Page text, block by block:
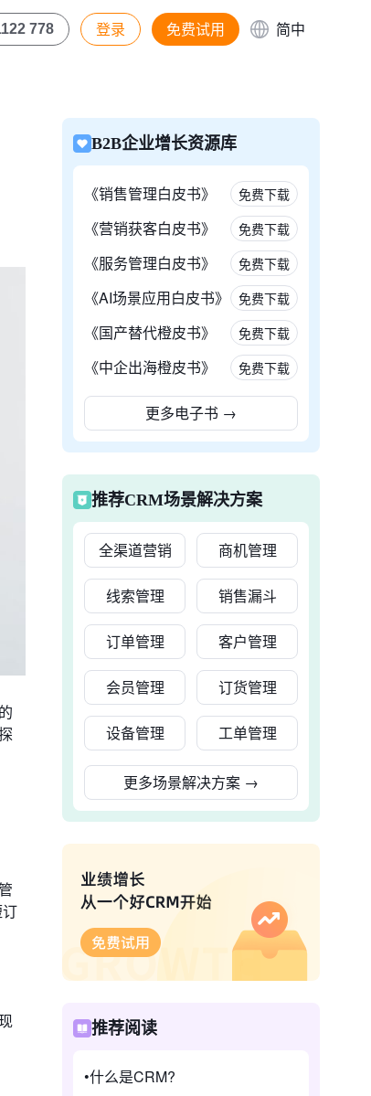
778 登录 免费试用 简中
B2B企业增长资源库
《销售管理白皮书》 免费下载
《营销获客白皮书》 免费下载
《服务管理白皮书》 免费下载
《AI场景应用白皮书》 免费下载
《国产替代橙皮书》 免费下载
《中企出海橙皮书》 免费下载
更多电子书 →
推荐CRM场景解决方案
全渠道营销 商机管理
线索管理 销售漏斗
订单管理 客户管理
会员管理 订货管理
设备管理 工单管理
更多场景解决方案 →
推荐阅读
什么是CRM?